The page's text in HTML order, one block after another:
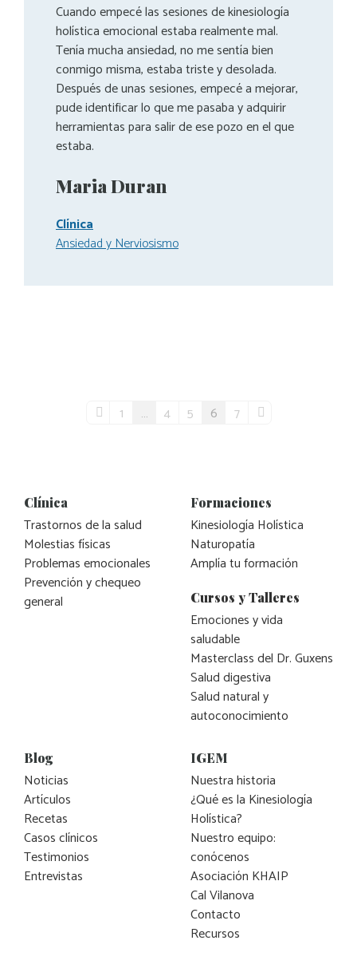
Cuando empecé las sesiones de kinesiología
holística emocional estaba realmente mal.
Tenía mucha ansiedad, no me sentía bien
conmigo misma, estaba triste y desolada.
Después de unas sesiones, empecé a mejorar,
pude identificar lo que me pasaba y adquirir
herramientas para salir de ese pozo en el que
estaba.
Maria Duran
Clínica
Ansiedad y Nerviosismo
1 … 4 5 6 7
Clínica
Trastornos de la salud
Molestias físicas
Problemas emocionales
Prevención y chequeo
general
Formaciones
Kinesiología Holística
Naturopatía
Amplía tu formación
Cursos y Talleres
Emociones y vida
saludable
Masterclass del Dr. Guxens
Salud digestiva
Salud natural y
autoconocimiento
Blog
Noticias
Artículos
Recetas
Casos clínicos
Testimonios
Entrevistas
IGEM
Nuestra historia
¿Qué es la Kinesiología
Holística?
Nuestro equipo:
conócenos
Asociación KHAIP
Cal Vilanova
Contacto
Recursos